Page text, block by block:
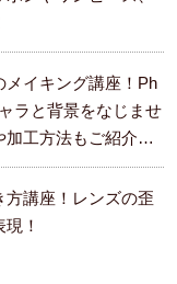
メイキング講座！Ph
ラと背景をなじませ
加工方法もご紹介し
方講座！レンズの歪
！